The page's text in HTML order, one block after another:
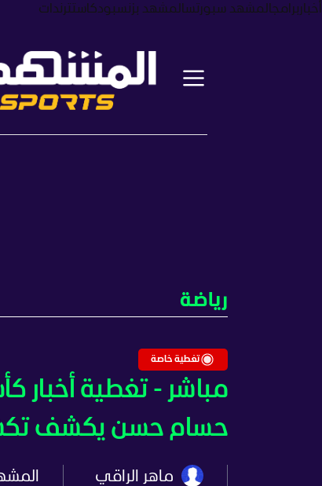
أخبار برامجالمشهد سبورتسالمشهد بزنسبودكاستترندات
رياضة
تغطية خاصة
حسام حسن يكشف
ماهر الراقي